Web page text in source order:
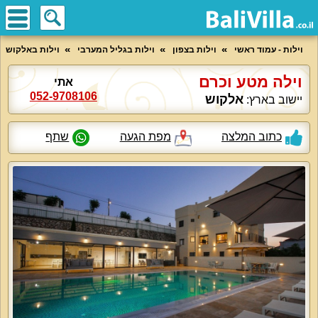
וילות - עמוד ראשי וילות בצפון וילות בגליל המערבי וילות באלקוש
וילה מטע וכרם
יישוב בארץ: אלקוש
אתי
052-9708106
כתוב המלצה מפת הגעה שתף